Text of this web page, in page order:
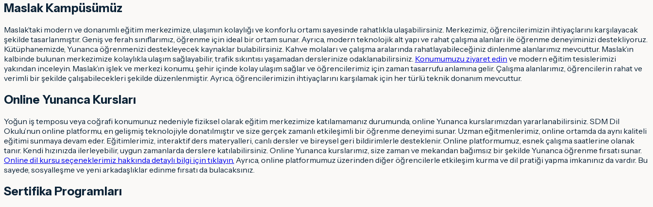
Maslak Kampüsümüz
Maslak’taki modern ve donanımlı eğitim merkezimize, ulaşımın kolaylığı ve konforlu ortamı sayesinde rahatlıkla ulaşabilirsiniz. Merkezimiz, öğrencilerimizin ihtiyaçlarını karşılayacak
şekilde tasarlanmıştır. Geniş ve ferah sınıflarımız, öğrenme için ideal bir ortam sunar. Ayrıca, modern teknolojik alt yapı ve rahat çalışma alanları ile öğrenme deneyiminizi destekliyoruz.
Kütüphanemizde, Yunanca öğrenmenizi destekleyecek kaynaklar bulabilirsiniz. Kahve molaları ve çalışma aralarında rahatlayabileceğiniz dinlenme alanlarımız mevcuttur. Maslak’ın
kalbinde bulunan merkezimize kolaylıkla ulaşım sağlayabilir, trafik sıkıntısı yaşamadan derslerinize odaklanabilirsiniz. Konumumuzu ziyaret edin ve modern eğitim tesislerimizi
yakından inceleyin. Maslak’ın işlek ve merkezi konumu, şehir içinde kolay ulaşım sağlar ve öğrencilerimiz için zaman tasarrufu anlamına gelir. Çalışma alanlarımız, öğrencilerin rahat ve
verimli bir şekilde çalışabilecekleri şekilde düzenlenmiştir. Ayrıca, öğrencilerimizin ihtiyaçlarını karşılamak için her türlü teknik donanım mevcuttur.
Online Yunanca Kursları
Yoğun iş temposu veya coğrafi konumunuz nedeniyle fiziksel olarak eğitim merkezimize katılamamanız durumunda, online Yunanca kurslarımızdan yararlanabilirsiniz. SDM Dil
Okulu’nun online platformu, en gelişmiş teknolojiyle donatılmıştır ve size gerçek zamanlı etkileşimli bir öğrenme deneyimi sunar. Uzman eğitmenlerimiz, online ortamda da aynı kaliteli
eğitimi sunmaya devam eder. Eğitimlerimiz, interaktif ders materyalleri, canlı dersler ve bireysel geri bildirimlerle desteklenir. Online platformumuz, esnek çalışma saatlerine olanak
tanır. Kendi hızınızda ilerleyebilir, uygun zamanlarda derslere katılabilirsiniz. Online Yunanca kurslarımız, size zaman ve mekandan bağımsız bir şekilde Yunanca öğrenme fırsatı sunar.
Online dil kursu seçeneklerimiz hakkında detaylı bilgi için tıklayın. Ayrıca, online platformumuz üzerinden diğer öğrencilerle etkileşim kurma ve dil pratiği yapma imkanınız da vardır. Bu
sayede, sosyalleşme ve yeni arkadaşlıklar edinme fırsatı da bulacaksınız.
Sertifika Programları